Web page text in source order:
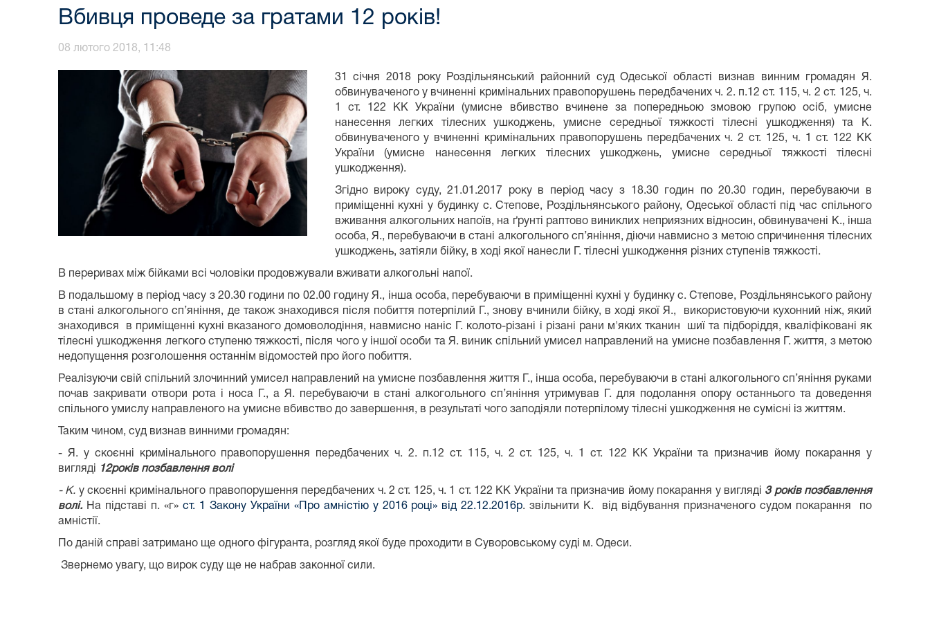
Вбивця проведе за гратами 12 років!
08 лютого 2018, 11:48
31 січня 2018 року Роздільнянський районний суд Одеської області визнав винним громадян Я.
обвинуваченого у вчиненні кримінальних правопорушень передбачених ч. 2. п.12 ст. 115, ч. 2 ст. 125, ч.
1 ст. 122 КК України (умисне вбивство вчинене за попередньою змовою групою осіб, умисне
нанесення легких тілесних ушкоджень, умисне середньої тяжкості тілесні ушкодження) та К.
обвинуваченого у вчиненні кримінальних правопорушень передбачених ч. 2 ст. 125, ч. 1 ст. 122 КК
України (умисне нанесення легких тілесних ушкоджень, умисне середньої тяжкості тілесні
ушкодження).
Згідно вироку суду, 21.01.2017 року в період часу з 18.30 годин по 20.30 годин, перебуваючи в
приміщенні кухні у будинку с. Степове, Роздільнянського району, Одеської області під час спільного
вживання алкогольних напоїв, на ґрунті раптово виниклих неприязних відносин, обвинувачені К., інша
особа, Я., перебуваючи в стані алкогольного сп’яніння, діючи навмисно з метою спричинення тілесних
ушкоджень, затіяли бійку, в ході якої нанесли Г. тілесні ушкодження різних ступенів тяжкості.
В переривах між бійками всі чоловіки продовжували вживати алкогольні напої.
В подальшому в період часу з 20.30 години по 02.00 годину Я., інша особа, перебуваючи в приміщенні кухні у будинку с. Степове, Роздільнянського району
в стані алкогольного сп’яніння, де також знаходився після побиття потерпілий Г., знову вчинили бійку, в ході якої Я., використовуючи кухонний ніж, який
знаходився в приміщенні кухні вказаного домоволодіння, навмисно наніс Г. колото-різані і різані рани м'яких тканин шиї та підборіддя, кваліфіковані як
тілесні ушкодження легкого ступеню тяжкості, після чого у іншої особи та Я. виник спільний умисел направлений на умисне позбавлення Г. життя, з метою
недопущення розголошення останнім відомостей про його побиття.
Реалізуючи свій спільний злочинний умисел направлений на умисне позбавлення життя Г., інша особа, перебуваючи в стані алкогольного сп’яніння руками
почав закривати отвори рота і носа Г., а Я. перебуваючи в стані алкогольного сп’яніння утримував Г. для подолання опору останнього та доведення
спільного умислу направленого на умисне вбивство до завершення, в результаті чого заподіяли потерпілому тілесні ушкодження не сумісні із життям.
Таким чином, суд визнав винними громадян:
- Я. у скоєнні кримінального правопорушення передбачених ч. 2. п.12 ст. 115, ч. 2 ст. 125, ч. 1 ст. 122 КК України та призначив йому покарання у
вигляді 12років позбавлення волі
- К. у скоєнні кримінального правопорушення передбачених ч. 2 ст. 125, ч. 1 ст. 122 КК України та призначив йому покарання у вигляді 3 років позбавлення
волі. На підставі п. «г» ст. 1 Закону України «Про амністію у 2016 році» від 22.12.2016р. звільнити К. від відбування призначеного судом покарання по
амністії.
По даній справі затримано ще одного фігуранта, розгляд якої буде проходити в Суворовському суді м. Одеси.
Звернемо увагу, що вирок суду ще не набрав законної сили.